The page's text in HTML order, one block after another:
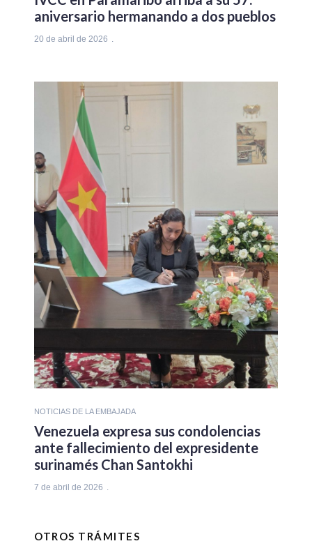
aniversario hermanando a dos pueblos
20 de abril de 2026
NOTICIAS DE LA EMBAJADA
Venezuela expresa sus condolencias
ante fallecimiento del expresidente
surinamés Chan Santokhi
7 de abril de 2026
OTROS TRÁMITES